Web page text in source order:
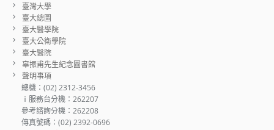
臺灣大學
臺大總圖
臺大醫學院
臺大公衛學院
臺大醫院
辜振甫先生紀念圖書館
聲明事項
總機：(02) 2312-3456
ｉ服務台分機：262207
參考諮詢分機：262208
傳真號碼：(02) 2392-0696